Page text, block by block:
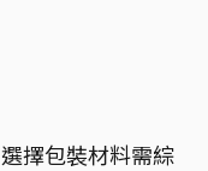
選擇包裝材料需綜